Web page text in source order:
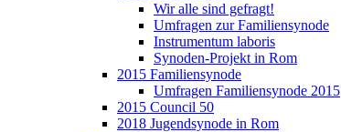
Wir alle sind gefragt!
Umfragen zur Familiensynode
Instrumentum laboris
Synoden-Projekt in Rom
2015 Familiensynode
Umfragen Familiensynode 2015
2015 Council 50
2018 Jugendsynode in Rom